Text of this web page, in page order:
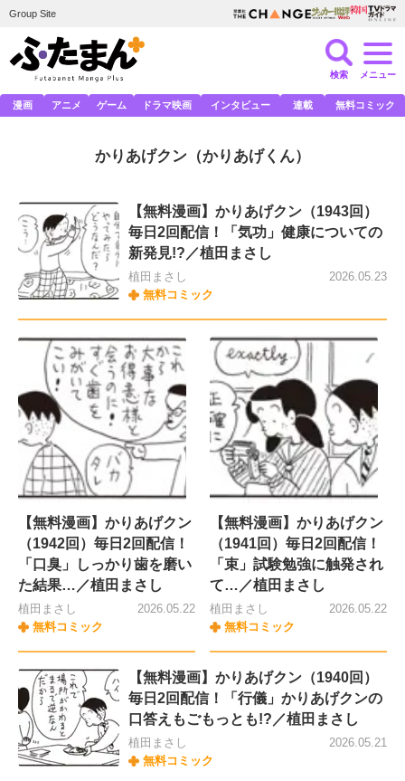
Group Site
検索 メニュー
漫画 アニメ ゲーム ドラマ映画 インタビュー 連載 無料コミック
かりあげクン （かりあげくん）
【無料漫画】かりあげクン（1943回）
毎日2回配信！「気功」健康についての
新発見!?／植田まさし
植田まさし
無料コミック
2026.05.23
【無料漫画】かりあげクン
（1942回）毎日2回配信！
「口臭」しっかり歯を磨い
た結果…／植田まさし
植田まさし
無料コミック
2026.05.22
【無料漫画】かりあげクン
（1941回）毎日2回配信！
「束」試験勉強に触発され
て…／植田まさし
植田まさし
無料コミック
2026.05.22
【無料漫画】かりあげクン（1940回）
毎日2回配信！「行儀」かりあげクンの
口答えもごもっとも!?／植田まさし
植田まさし
無料コミック
2026.05.21